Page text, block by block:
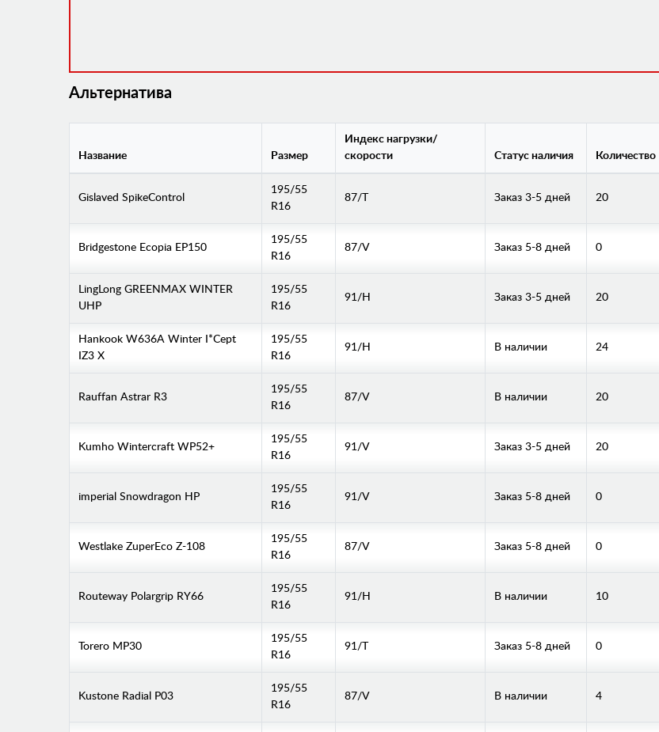
Альтернатива
Название Размер
Индекс нагрузки/
скорости
Статус наличия Количество
Gislaved SpikeControl
195/55
R16
87/T Заказ 3-5 дней 20
Bridgestone Ecopia EP150
195/55
R16
87/V Заказ 5-8 дней 0
LingLong GREENMAX WINTER
UHP
195/55
R16
91/H Заказ 3-5 дней 20
Hankook W636A Winter I*Cept
IZ3 X
195/55
R16
91/H В наличии 24
Rauffan Astrar R3
195/55
R16
87/V В наличии 20
Kumho Wintercraft WP52+
195/55
R16
91/V Заказ 3-5 дней 20
imperial Snowdragon HP
195/55
R16
91/V Заказ 5-8 дней 0
Westlake ZuperEco Z-108
195/55
R16
87/V Заказ 5-8 дней 0
Routeway Polargrip RY66
195/55
R16
91/H В наличии 10
Torero MP30
195/55
R16
91/T Заказ 5-8 дней 0
Kustone Radial P03
195/55
R16
87/V В наличии 4